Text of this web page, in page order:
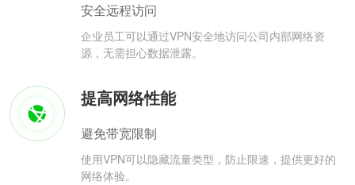
安全远程访问
企业员工可以通过VPN安全地访问公司内部网络资
源，无需担心数据泄露。
提高网络性能
避免带宽限制
使用VPN可以隐藏流量类型，防止限速，提供更好的
网络体验。